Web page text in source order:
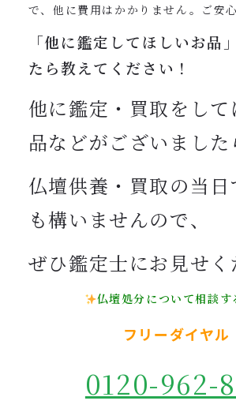
で、他に費用はかかりません。ご安
「他に鑑定してほしいお品
たら教えてください！
他に鑑定・買取をして
品などがございました
仏壇供養・買取の当日
も構いませんので、
ぜひ鑑定士にお見せく
仏壇処分について相談す
フリーダイヤル
0120-962-